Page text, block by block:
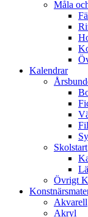
Måla
Kalendrar
Skolstart
Övrigt
Akvarell
Akryl